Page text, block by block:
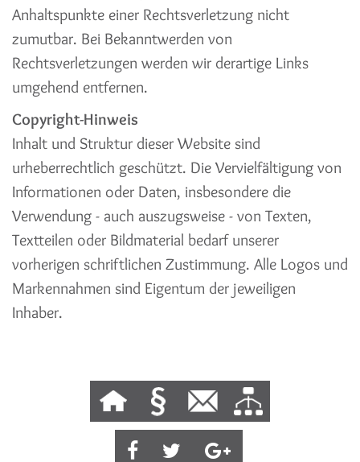
Anhaltspunkte einer Rechtsverletzung nicht
zumutbar. Bei Bekanntwerden von
Rechtsverletzungen werden wir derartige Links
umgehend entfernen.
Copyright-Hinweis
Inhalt und Struktur dieser Website sind
urheberrechtlich geschützt. Die Vervielfältigung von
Informationen oder Daten, insbesondere die
Verwendung - auch auszugsweise - von Texten,
Textteilen oder Bildmaterial bedarf unserer
vorherigen schriftlichen Zustimmung. Alle Logos und
Markennahmen sind Eigentum der jeweiligen
Inhaber.